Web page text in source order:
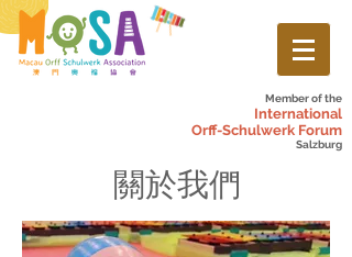
Member of the
International
Orff-Schulwerk Forum
Salzburg
關於我們